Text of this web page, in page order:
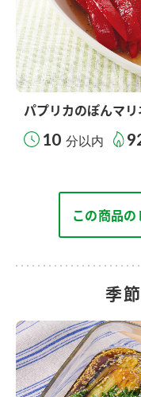
パプリカのぽんマリ
10 分以内
この商品の
季